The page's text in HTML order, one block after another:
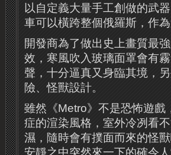
以自定義大量手工創做的武
車可以橫跨整個俄羅斯，作
開發商為了做出史上畫質最
效，寒風吹入玻璃面罩會有
聲，十分逼真又身臨其境，
險、怪獸設計。
雖然《Metro》不是恐怖遊戲
症的渲染風格，室外冷冽看
濕，隨時會有撲面而來的怪
安靜之中突然來一下的確令